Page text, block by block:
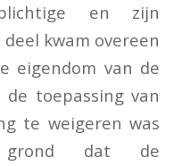
en zijn
kwam overeen
eigendom van de
toepassing van
te weigeren was
dat de